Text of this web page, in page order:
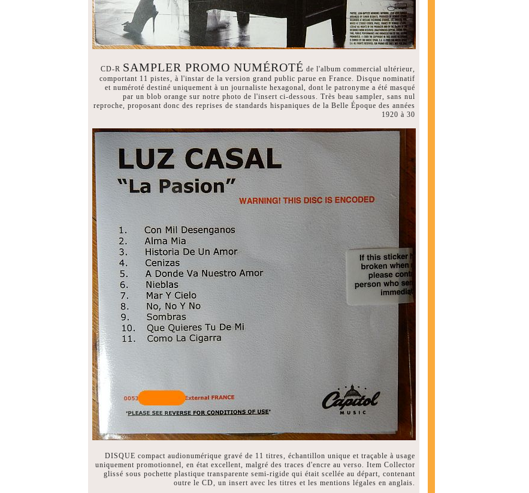
CD-R SAMPLER PROMO NUMÉROTÉ de l'album commercial ultérieur,
comportant 11 pistes, à l'instar de la version grand public parue en France. Disque nominatif
et numéroté destiné uniquement à un journaliste hexagonal, dont le patronyme a été masqué
par un blob orange sur notre photo de l'insert ci-dessous. Très beau sampler, sans nul
reproche, proposant donc des reprises de standards hispaniques de la Belle Époque des années
1920 à 30
DISQUE compact audionumérique gravé de 11 titres, échantillon unique et traçable à usage
uniquement promotionnel, en état excellent, malgré des traces d'encre au verso. Item Collector
glissé sous pochette plastique transparente semi-rigide qui était scellée au départ, contenant
outre le CD, un insert avec les titres et les mentions légales en anglais.